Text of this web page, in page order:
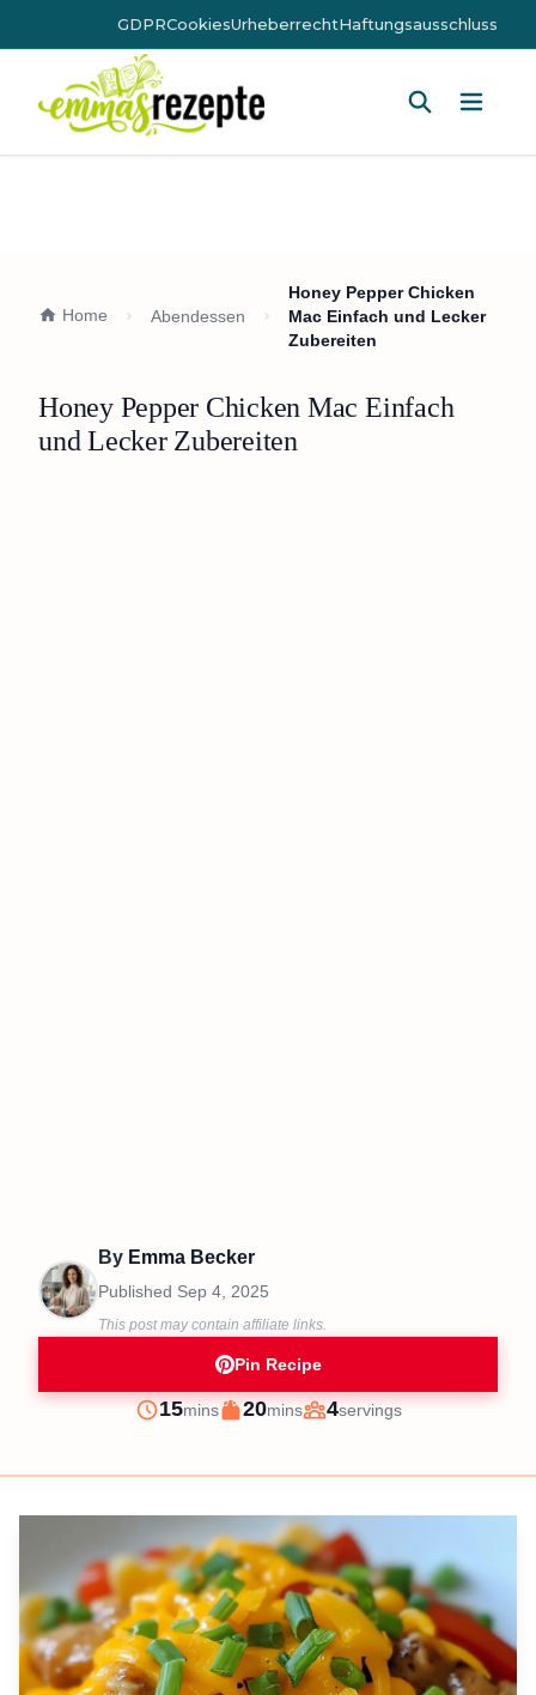
GDPRCookiesUrheberrechtHaftungsausschluss
Home Abendessen
Honey Pepper Chicken
Mac Einfach und Lecker
Zubereiten
Honey Pepper Chicken Mac Einfach
und Lecker Zubereiten
By Emma Becker
Published Sep 4, 2025
This post may contain affiliate links.
Pin Recipe
Prep
15minutes
mins
Cook
20minutes
mins
Servings
4servings